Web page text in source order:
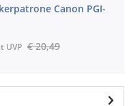
Canon PGI-
UVP € 20,49